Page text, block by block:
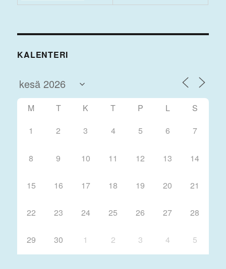
KALENTERI
M T K T P L
S
1
2 3 4 5 6 7
8 9 10 11 12 13 14
15 16 17 18 19 20 21
22 23 24 25 26 27 28
29 30 1 2 3 4 5